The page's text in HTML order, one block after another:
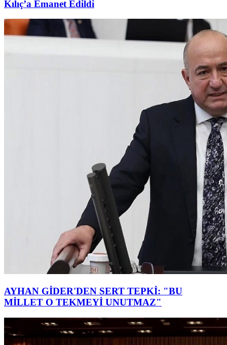
Kılıç’a Emanet Edildi
AYHAN GİDER'DEN SERT TEPKİ: "BU
MİLLET O TEKMEYİ UNUTMAZ"